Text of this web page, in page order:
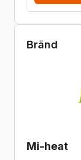
Bränd
Mi-heat